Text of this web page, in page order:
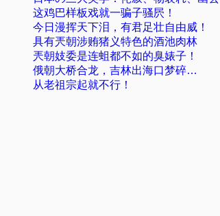
这鸡巴样板戏就一骗子骚屄！
今日漫挥天下泪，有君足壮自由威！
具有兲朝涉贿猪义特色的酒池肉林
兲朝妓委是连蛆都不如的臭婊子！
俄朝大桥合龙，吉林出海口梦碎…
从老祖宗起就不行！